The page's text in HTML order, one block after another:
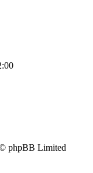
phpBB Limited